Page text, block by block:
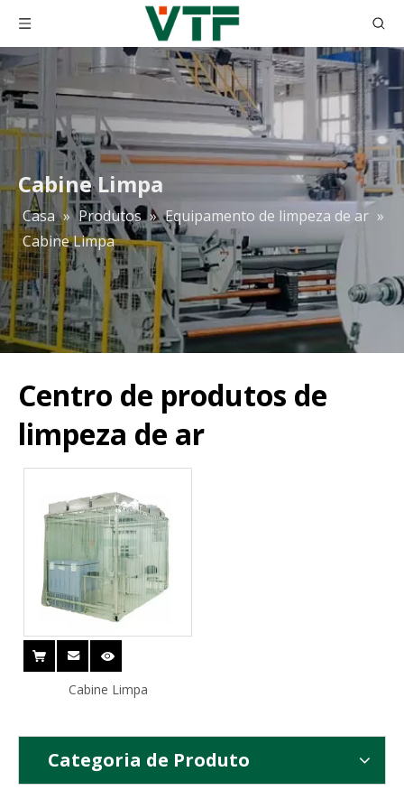
Cabine Limpa
Casa » Produtos » Equipamento de limpeza de ar »
Cabine Limpa
Centro de produtos de
limpeza de ar
Cabine Limpa
Categoria de Produto